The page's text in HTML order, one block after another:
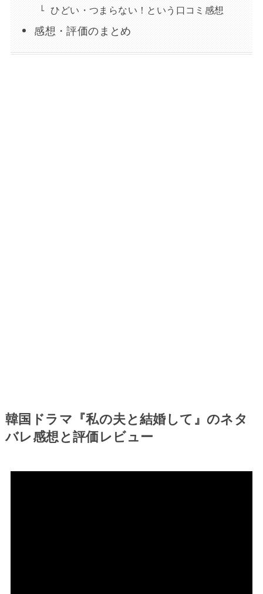
ひどい・つまらない！という口コミ感想
感想・評価のまとめ
韓国ドラマ『私の夫と結婚して』のネタ
バレ感想と評価レビュー